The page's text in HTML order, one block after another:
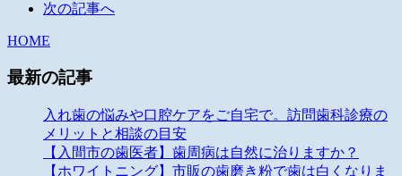
次の記事へ
HOME
最新の記事
入れ歯の悩みや口腔ケアをご自宅で。訪問歯科診療の
メリットと相談の目安
【入間市の歯医者】歯周病は自然に治りますか？
【ホワイトニング】市販の歯磨き粉で歯は白くなりま